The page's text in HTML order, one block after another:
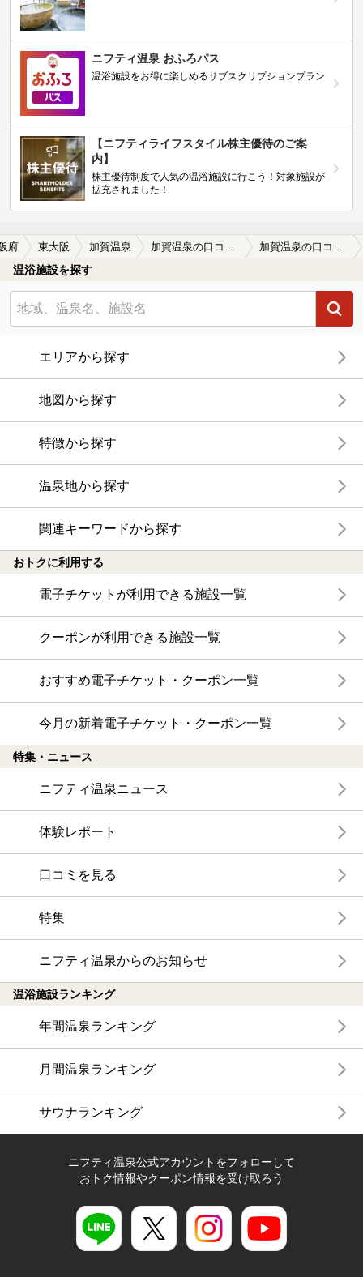
ニフティ温泉 おふろパス
温浴施設をお得に楽しめるサブスクリプションプラン
【ニフティライフスタイル株主優待のご案
内】
株主優待制度で人気の温浴施設に行こう！対象施設が
拡充されました！
府 東大阪 加賀温泉
温浴施設を探す
エリアから探す
地図から探す
特徴から探す
温泉地から探す
関連キーワードから探す
おトクに利用する
電子チケットが利用できる施設一覧
クーポンが利用できる施設一覧
おすすめ電子チケット・クーポン一覧
今月の新着電子チケット・クーポン一覧
特集・ニュース
ニフティ温泉ニュース
体験レポート
口コミを見る
特集
ニフティ温泉からのお知らせ
温浴施設ランキング
年間温泉ランキング
月間温泉ランキング
サウナランキング
ニフティ温泉公式アカウントをフォローして
おトク情報やクーポン情報を受け取ろう